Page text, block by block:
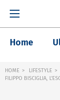
Home
HOME LIFESTYLE
FILIPPO BISCIGLIA,